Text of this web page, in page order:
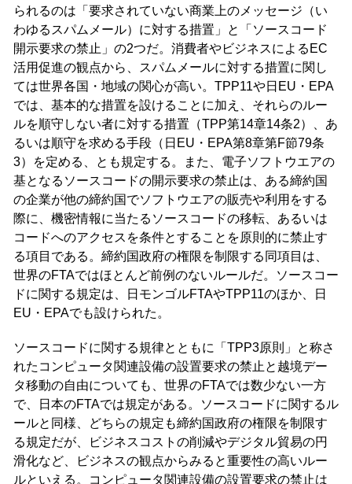
られるのは「要求されていない商業上のメッセージ（い
わゆるスパムメール）に対する措置」と「ソースコード
開示要求の禁止」の2つだ。消費者やビジネスによるEC
活用促進の観点から、スパムメールに対する措置に関し
ては世界各国・地域の関心が高い。TPP11や日EU・EPA
では、基本的な措置を設けることに加え、それらのルー
ルを順守しない者に対する措置（TPP第14章14条2）、あ
るいは順守を求める手段（日EU・EPA第8章第F節79条
3）を定める、とも規定する。また、電子ソフトウエアの
基となるソースコードの開示要求の禁止は、ある締約国
の企業が他の締約国でソフトウエアの販売や利用をする
際に、機密情報に当たるソースコードの移転、あるいは
コードへのアクセスを条件とすることを原則的に禁止す
る項目である。締約国政府の権限を制限する同項目は、
世界のFTAではほとんど前例のないルールだ。ソースコー
ドに関する規定は、日モンゴルFTAやTPP11のほか、日
EU・EPAでも設けられた。
ソースコードに関する規律とともに「TPP3原則」と称さ
れたコンピュータ関連設備の設置要求の禁止と越境デー
タ移動の自由についても、世界のFTAでは数少ない一方
で、日本のFTAでは規定がある。ソースコードに関するル
ールと同様、どちらの規定も締約国政府の権限を制限す
る規定だが、ビジネスコストの削減やデジタル貿易の円
滑化など、ビジネスの観点からみると重要性の高いルー
ルといえる。コンピュータ関連設備の設置要求の禁止は